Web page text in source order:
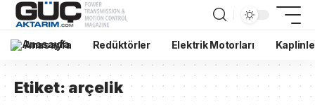
Anasayfa Redüktörler Elektrik Motorları
Etiket:arçelik